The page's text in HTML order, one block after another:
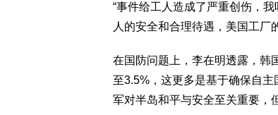
“事件给工人造成了严重创伤，
人的安全和合理待遇，美国工厂
在国防问题上，李在明透露，韩
至3.5%，这更多是基于确保自
军对半岛和平与安全至关重要，